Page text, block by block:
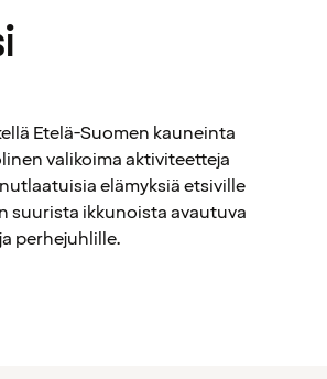
Etelä-Suomen kauneinta
valikoima aktiviteetteja
elämyksiä etsiville
suurista ikkunoista avautuva
perhejuhlille.